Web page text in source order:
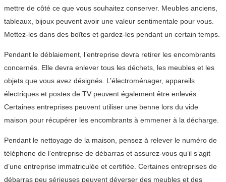
mettre de côté ce que vous souhaitez conserver. Meubles anciens,
tableaux, bijoux peuvent avoir une valeur sentimentale pour vous.
Mettez-les dans des boîtes et gardez-les pendant un certain temps.
Pendant le déblaiement, l’entreprise devra retirer les encombrants
concernés. Elle devra enlever tous les déchets, les meubles et les
objets que vous avez désignés. L’électroménager, appareils
électriques et postes de TV peuvent également être enlevés.
Certaines entreprises peuvent utiliser une benne lors du vide
maison pour récupérer les encombrants à emmener à la décharge.
Pendant le nettoyage de la maison, pensez à relever le numéro de
téléphone de l’entreprise de débarras et assurez-vous qu’il s’agit
d’une entreprise immatriculée et certifiée. Certaines entreprises de
débarras peu sérieuses peuvent déverser des meubles et des